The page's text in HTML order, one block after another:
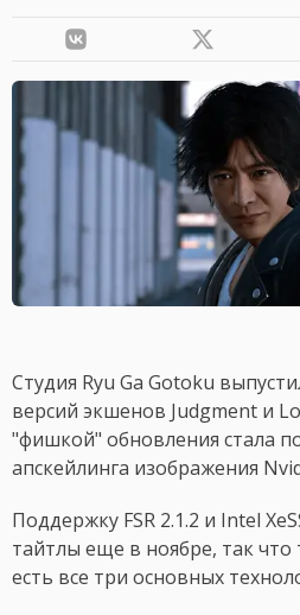
Студия Ryu Ga Gotoku
версий экшенов Judgment и
"фишкой" обновления стала
апскейлинга изображения
Поддержку FSR 2.1.2 и Intel
тайтлы еще в ноябре, так что
есть все три основных